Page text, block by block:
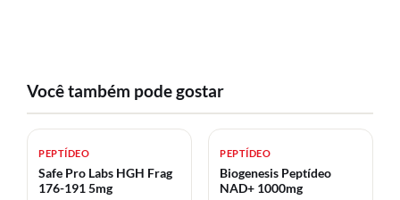
Você também pode gostar
PEPTÍDEO
Safe Pro Labs HGH Frag
176-191 5mg
PEPTÍDEO
Biogenesis Peptídeo
NAD+ 1000mg